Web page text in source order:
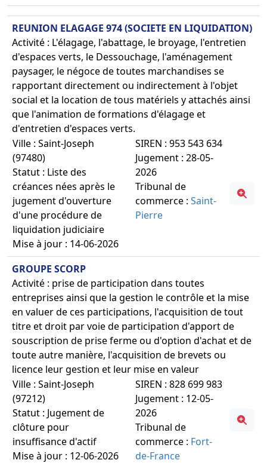
REUNION ELAGAGE 974 (SOCIETE EN LIQUIDATION)
Activité : L'élagage, l'abattage, le broyage, l'entretien
d'espaces verts, le Dessouchage, l'aménagement
paysager, le négoce de toutes marchandises se
rapportant directement ou indirectement à l'objet
social et la location de tous matériels y attachés ainsi
que l'animation de formations d'élagage et
d'entretien d'espaces verts.
Ville : Saint-Joseph
(97480)
Statut : Liste des
créances nées après le
jugement d'ouverture
d'une procédure de
liquidation judiciaire
Mise à jour : 14-06-2026
SIREN : 953 543 634
Jugement : 28-05-
2026
Tribunal de
commerce :Saint-
Pierre
GROUPE SCORP
Activité : prise de participation dans toutes
entreprises ainsi que la gestion le contrôle et la mise
en valuer de ces participations, l'acquisition de tout
titre et droit par voie de participation d'apport de
souscription de prise ferme ou d'option d'achat et de
toute autre manière, l'acquisition de brevets ou
licence leur gestion et leur mise en valeur
Ville : Saint-Joseph
(97212)
Statut : Jugement de
clôture pour
insuffisance d'actif
Mise à jour : 12-06-2026
SIREN : 828 699 983
Jugement : 12-05-
2026
Tribunal de
commerce : Fort-
de-France